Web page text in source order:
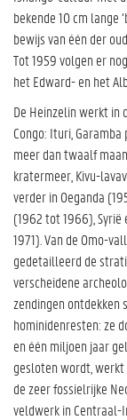
bekende 10 cm lange
bewijs van één der
Tot 1959 volgen er
het Edward- en het
De Heinzelin werkt in
Congo: Ituri,
meer dan twaalf
kratermeer, Kivu-
verder in Oeganda
(1962 tot 1966),
1971). Van de Omo-
gedetailleerd de
verscheidene
zendingen ontdekken
hominidenresten: ze
en één miljoen jaar
gesloten wordt, werkt
de zeer fossielrijke
veldwerk in Centraal-